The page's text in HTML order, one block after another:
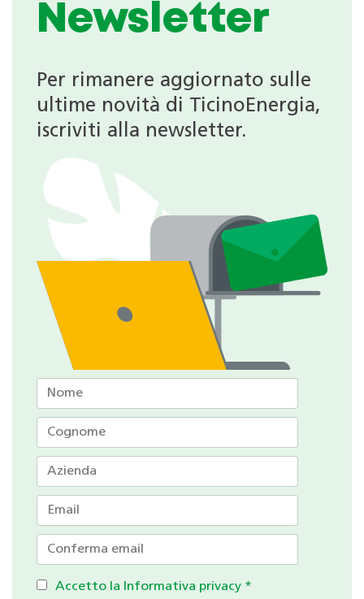
Newsletter
Per rimanere aggiornato sulle
ultime novità di TicinoEnergia,
iscriviti alla newsletter.
Accetto la Informativa privacy *